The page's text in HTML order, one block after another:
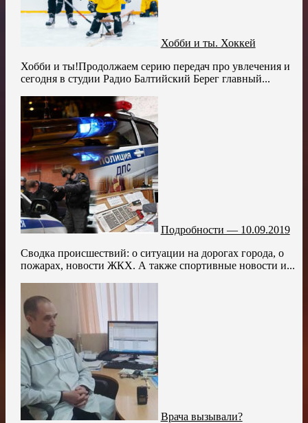
Хобби и ты. Хоккей
Хобби и ты!Продолжаем серию передач про увлечения и
сегодня в студии Радио Балтийский Берег главный...
Подробности — 10.09.2019
Сводка происшествий: о ситуации на дорогах города, о
пожарах, новости ЖКХ. А также спортивные новости и...
Врача вызывали?